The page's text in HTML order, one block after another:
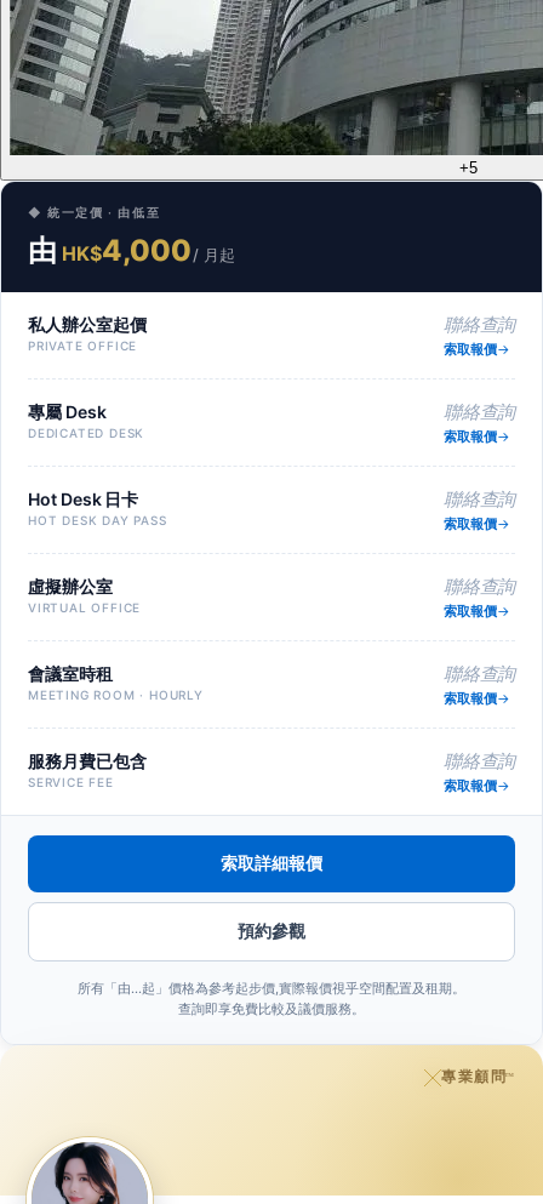
+5
◆ 統一定價 · 由低至
由 HK$4,000/ 月起
私人辦公室起價
PRIVATE OFFICE
聯絡查詢
索取報價
專屬 Desk
DEDICATED DESK
聯絡查詢
索取報價
Hot Desk 日卡
HOT DESK DAY PASS
聯絡查詢
索取報價
虛擬辦公室
VIRTUAL OFFICE
聯絡查詢
索取報價
會議室時租
MEETING ROOM · HOURLY
聯絡查詢
索取報價
服務月費已包含
SERVICE FEE
聯絡查詢
索取報價
索取詳細報價
預約參觀
所有「由…起」價格為參考起步價,實際報價視乎空間配置及租期。
查詢即享免費比較及議價服務。
專業顧問™